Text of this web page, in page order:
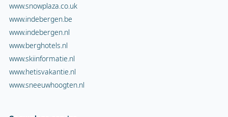
www.snowplaza.co.uk
www.indebergen.be
www.indebergen.nl
www.berghotels.nl
www.skiinformatie.nl
www.hetisvakantie.nl
www.sneeuwhoogten.nl